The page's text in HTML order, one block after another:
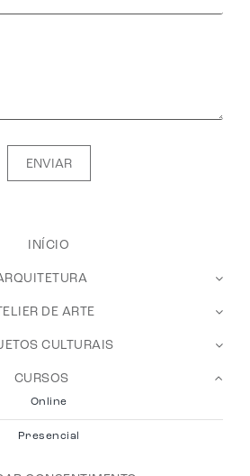
ENVIAR
INÍCIO
DE ARTE
CULTURAIS
CURSOS
Online
Presencial